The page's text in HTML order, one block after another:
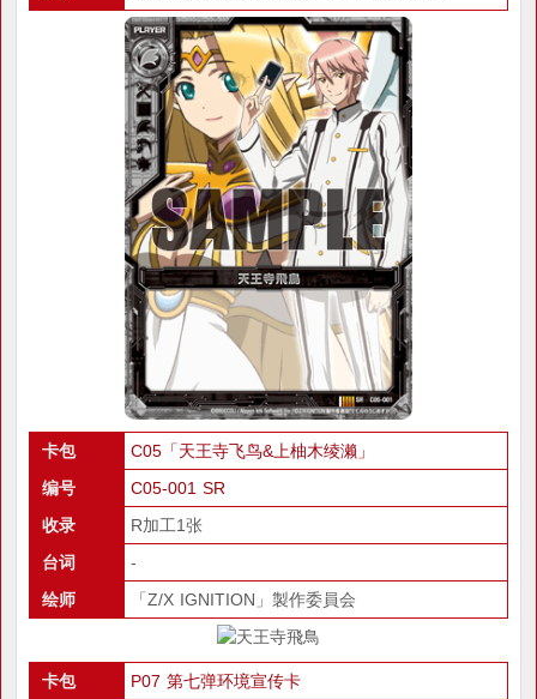
卡包
C05「天王寺飞鸟&上柚木绫濑」
编号
C05-001 SR
收录
R加工1张
台词
-
绘师
「Z/X IGNITION」製作委員会
卡包
P07 第七弹环境宣传卡